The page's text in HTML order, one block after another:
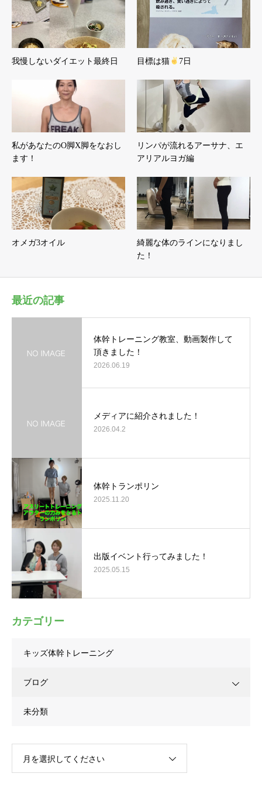
我慢しないダイエット最終日 目標は猫 7日
私があなたのO脚X脚をなおし
ます！
リンパが流れるアーサナ、エ
アリアルヨガ編
オメガ3オイル
綺麗な体のラインになりまし
た！
最近の記事
体幹トレーニング教室、動画製作して
頂きました！
2026.06.19
メディアに紹介されました！
2026.04.2
体幹トランポリン
2025.11.20
出版イベント行ってみました！
2025.05.15
カテゴリー
キッズ体幹トレーニング
ブログ
未分類
月を選択してください